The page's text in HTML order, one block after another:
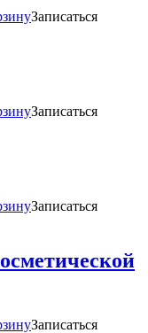
Записаться
Записаться
Записаться
Записаться